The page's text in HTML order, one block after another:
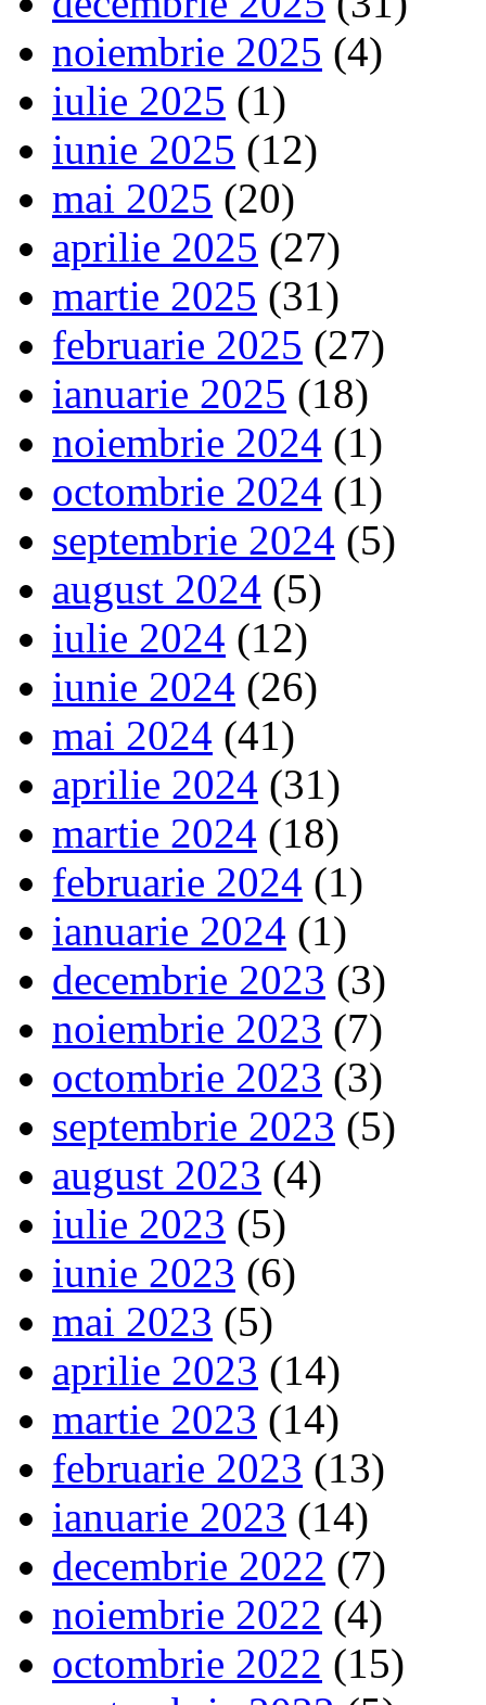
noiembrie 2025 (4)
iulie 2025 (1)
iunie 2025 (12)
mai 2025 (20)
aprilie 2025 (27)
martie 2025 (31)
februarie 2025 (27)
ianuarie 2025 (18)
noiembrie 2024 (1)
octombrie 2024 (1)
septembrie 2024 (5)
august 2024 (5)
iulie 2024 (12)
iunie 2024 (26)
mai 2024 (41)
aprilie 2024 (31)
martie 2024 (18)
februarie 2024 (1)
ianuarie 2024 (1)
decembrie 2023 (3)
noiembrie 2023 (7)
octombrie 2023 (3)
septembrie 2023 (5)
august 2023 (4)
iulie 2023 (5)
iunie 2023 (6)
mai 2023 (5)
aprilie 2023 (14)
martie 2023 (14)
februarie 2023 (13)
ianuarie 2023 (14)
decembrie 2022 (7)
noiembrie 2022 (4)
octombrie 2022 (15)